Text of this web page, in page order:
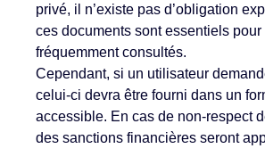
privé, il n’existe pas d’obligation
ces documents sont essentiels
fréquemment consultés.
Cependant, si un utilisateur
celui-ci devra être fourni dans un
accessible. En cas de non-respect
des sanctions financières seront